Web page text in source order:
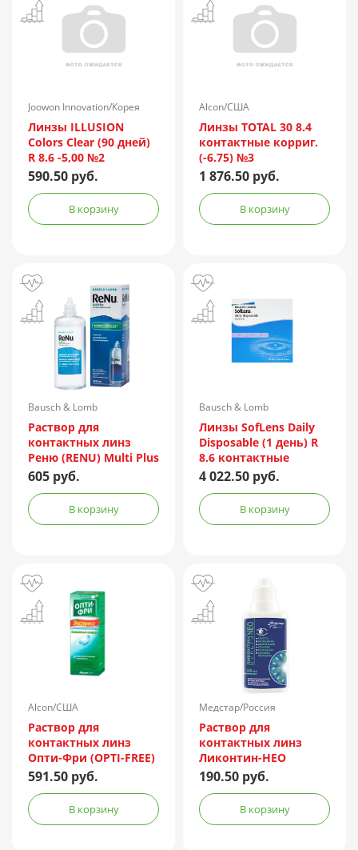
Joowon Innovation/Корея
Линзы ILLUSION
Colors Clear (90 дней)
R 8.6 -5,00 №2
590.50 руб.
В корзину
Alcon/США
Линзы TOTAL 30 8.4
контактные корриг.
(-6.75) №3
1 876.50 руб.
В корзину
Bausch & Lomb
Incorporated/Италия
Раствор для
контактных линз
Реню (RENU) Multi Plus
360мл + контейнер
605 руб.
В корзину
Bausch & Lomb
Линзы SofLens Daily
Disposable (1 день) R
8.6 контактные
мягкие корриг. -1,50
4 022.50 руб.
В корзину
Alcon/США
Раствор для
контактных линз
Опти-Фри (OPTI-FREE)
Express 355мл +
контейнер
591.50 руб.
В корзину
Медстар/Россия
Раствор для
контактных линз
Ликонтин-НЕО
Мульти 60мл
190.50 руб.
В корзину